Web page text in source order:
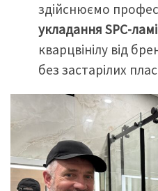
здійснюємо
укладання SPC-
кварцвінілу від
без застарілих